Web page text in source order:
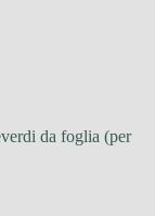
da foglia (per